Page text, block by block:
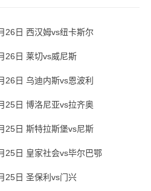
26日 西汉姆vs纽卡斯尔
26日 莱切vs威尼斯
26日 乌迪内斯vs恩波利
25日 博洛尼亚vs拉齐奥
25日 斯特拉斯堡vs尼斯
25日 皇家社会vs毕尔巴鄂
25日 圣保利vs门兴